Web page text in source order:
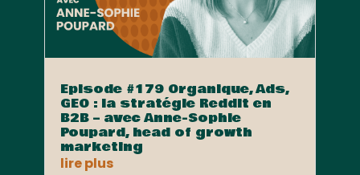
Episode #179 Organique, Ads,
GEO : la stratégie Reddit en
B2B – avec Anne-Sophie
Poupard, head of growth
marketing
lire plus